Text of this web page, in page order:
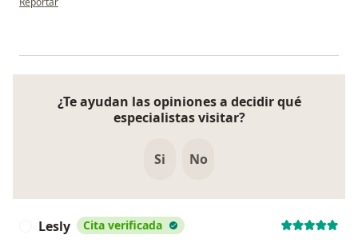
¿Te ayudan las opiniones a decidir qué
especialistas visitar?
Si No
Lesly Cita verificada